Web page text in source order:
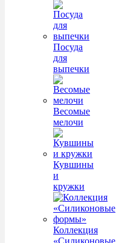
Посуда
для
выпечки
Весомые
мелочи
Кувшины
и
кружки
Коллекция